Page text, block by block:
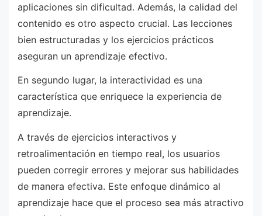
aplicaciones sin dificultad. Además, la calidad del
contenido es otro aspecto crucial. Las lecciones
bien estructuradas y los ejercicios prácticos
aseguran un aprendizaje efectivo.
En segundo lugar, la interactividad es una
característica que enriquece la experiencia de
aprendizaje.
A través de ejercicios interactivos y
retroalimentación en tiempo real, los usuarios
pueden corregir errores y mejorar sus habilidades
de manera efectiva. Este enfoque dinámico al
aprendizaje hace que el proceso sea más atractivo